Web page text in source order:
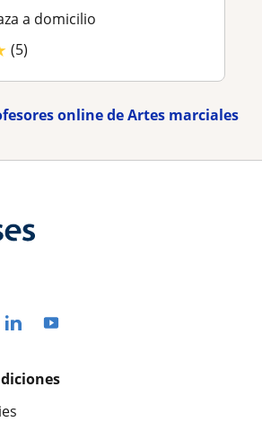
a domicilio
(5)
online de Artes marciales